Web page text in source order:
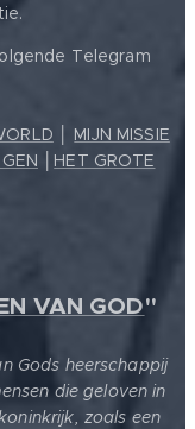
Telegram
MIJN MISSIE
HET GROTE
VAN GOD"
Gods heerschappij
die geloven in
zoals een